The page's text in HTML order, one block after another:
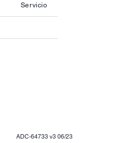
Servicio
ADC-64733 v3 06/23